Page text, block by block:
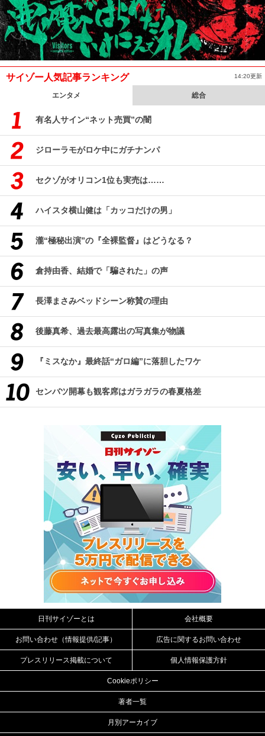
サイゾー人気記事ランキング 14:20更新
エンタメ 総合
有名人サイン“ネット売買”の闇
ジローラモがロケ中にガチナンパ
セクゾがオリコン1位も実売は……
ハイスタ横山健は「カッコだけの男」
瀧“極秘出演”の『全裸監督』はどうなる？
倉持由香、結婚で「騙された」の声
長澤まさみベッドシーン称賛の理由
後藤真希、過去最高露出の写真集が物議
『ミスなか』最終話“ガロ編”に落胆したワケ
センバツ開幕も観客席はガラガラの春夏格差
日刊サイゾーとは 会社概要
お問い合わせ（情報提供/記事） 広告に関するお問い合わせ
プレスリリース掲載について 個人情報保護方針
Cookieポリシー
著者一覧
月別アーカイブ